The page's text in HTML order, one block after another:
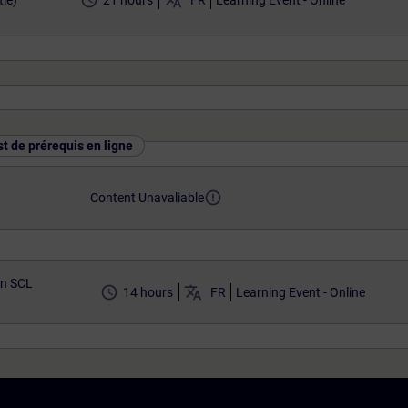
de prérequis en ligne
Content Unavaliableerror_outline
SCL
access_time 14 hours translate FR Learning Event - Online